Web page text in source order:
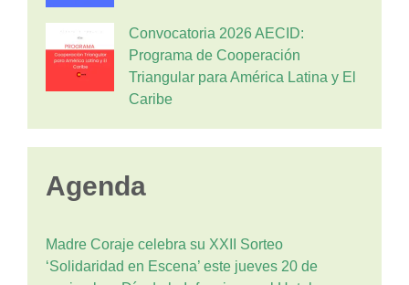
Convocatoria 2026 AECID:
Programa de Cooperación
Triangular para América Latina y El
Caribe
Agenda
Madre Coraje celebra su XXII Sorteo
‘Solidaridad en Escena’ este jueves 20 de